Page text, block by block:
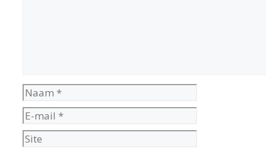
Naam
E-
mail
Site